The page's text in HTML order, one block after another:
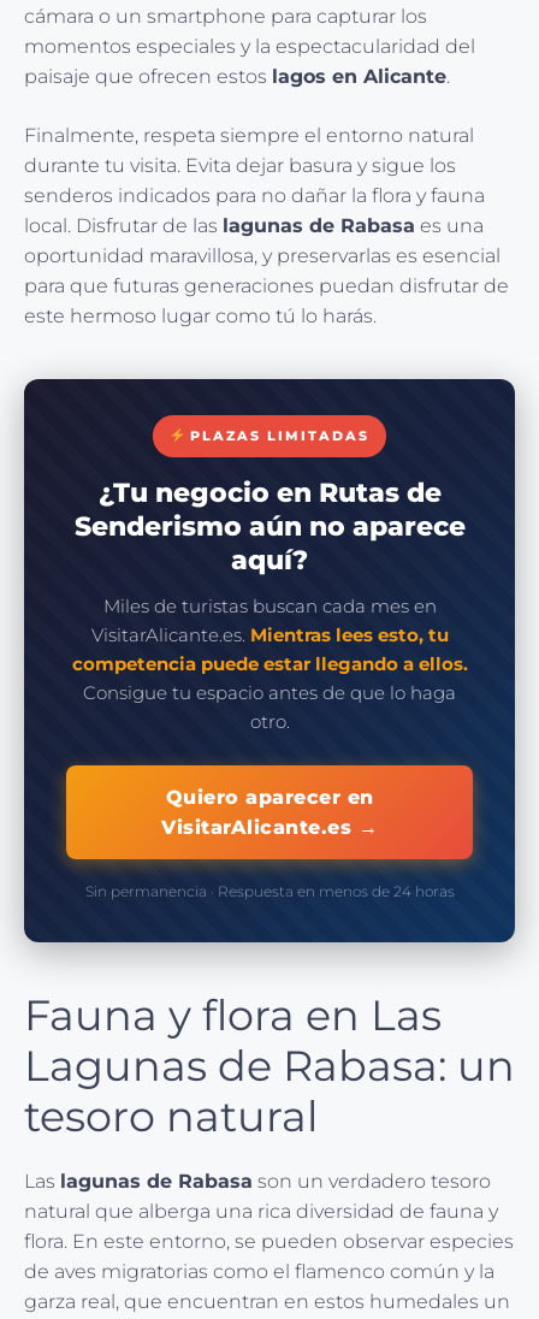
cámara o un smartphone para capturar los
momentos especiales y la espectacularidad del
paisaje que ofrecen estos lagos en Alicante.
Finalmente, respeta siempre el entorno natural
durante tu visita. Evita dejar basura y sigue los
senderos indicados para no dañar la flora y fauna
local. Disfrutar de las lagunas de Rabasa es una
oportunidad maravillosa, y preservarlas es esencial
para que futuras generaciones puedan disfrutar de
este hermoso lugar como tú lo harás.
PLAZAS LIMITADAS
¿Tu negocio en Rutas de
Senderismo aún no aparece
aquí?
Miles de turistas buscan cada mes en
VisitarAlicante.es. Mientras lees esto, tu
competencia puede estar llegando a ellos.
Consigue tu espacio antes de que lo haga
otro.
Quiero aparecer en
VisitarAlicante.es →
Sin permanencia · Respuesta en menos de 24 horas
Fauna y flora en Las
Lagunas de Rabasa: un
tesoro natural
Las lagunas de Rabasa son un verdadero tesoro
natural que alberga una rica diversidad de fauna y
flora. En este entorno, se pueden observar especies
de aves migratorias como el flamenco común y la
garza real, que encuentran en estos humedales un